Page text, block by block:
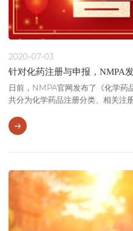
2020-07-03
针对化药注册与申报，NMPA
日前，NMPA官网发布了《化学药
共分为化学药品注册分类、相关注
于2020年10月1日起实施，在2020
料。